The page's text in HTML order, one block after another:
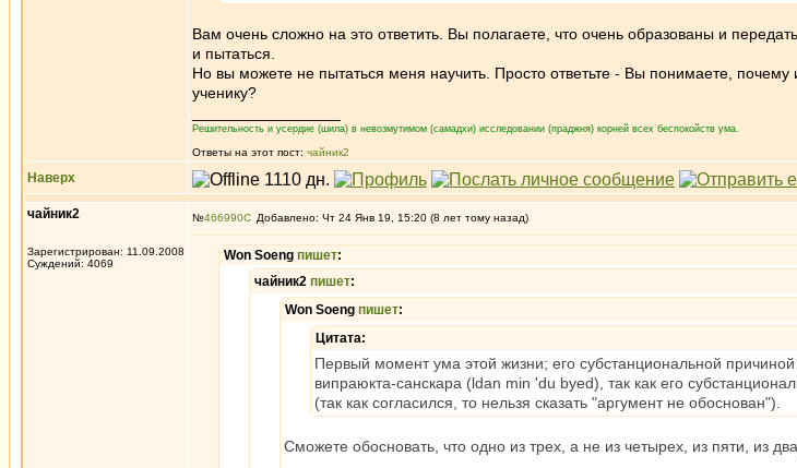
Вам очень сложно на это ответить. Вы полагаете, что очень образованы и
и пытаться.
Но вы можете не пытаться меня научить. Просто ответьте - Вы понимаете,
ученику?
Решительность и усердие (шила) в невозмутимом (самадхи) исследовании (праджня) корней всех беспокойств ума.
Ответы на этот пост: чайник2
Наверх
чайник2
Зарегистрирован: 11.09.2008
Суждений: 4069
№466990 Добавлено: Чт 24 Янв 19, 15:20 (8 лет тому назад)
Won Soeng пишет:
чайник2 пишет:
Won Soeng пишет:
Цитата:
Первый момент ума этой жизни; его субстанциональной
випраюкта-санскара (ldan min 'du byed), так как его
(так как согласился, то нельзя сказать "аргумент не обоснован").
Сможете обосновать, что одно из трех, а не из четырех, из пяти, из